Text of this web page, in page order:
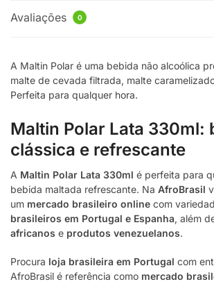
Avaliações 0
A Maltin Polar é uma bebida não alcoólica
malte de cevada filtrada, malte
Perfeita para qualquer hora.
Maltin Polar Lata 330ml:
clássica e refrescante
A Maltin Polar Lata 330ml é perfeita para
bebida maltada refrescante. Na AfroBrasil
um mercado brasileiro online com
brasileiros em Portugal e Espanha, além
africanos e produtos venezuelanos.
Procura loja brasileira em Portugal com
AfroBrasil é referência como mercado